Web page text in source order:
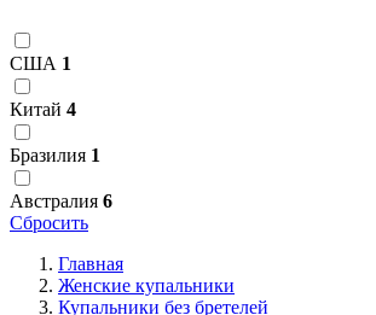
США 1
Китай 4
Бразилия 1
Австралия 6
Сбросить
Главная
Женские купальники
Купальники без бретелей